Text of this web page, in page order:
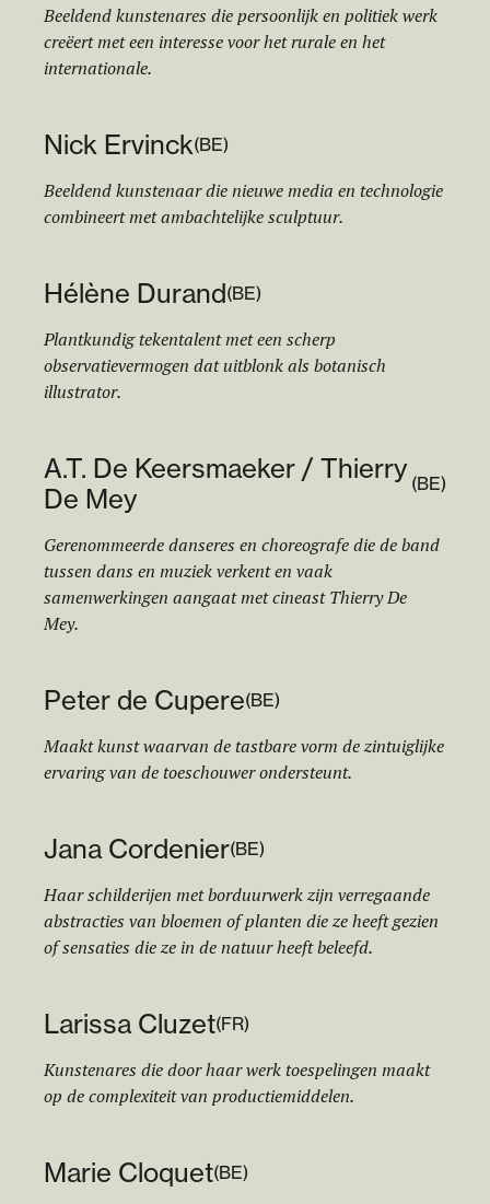
Beeldend kunstenares die persoonlijk en politiek werk
creëert met een interesse voor het rurale en het
internationale.
Nick Ervinck(BE)
Beeldend kunstenaar die nieuwe media en technologie
combineert met ambachtelijke sculptuur.
Hélène Durand(BE)
Plantkundig tekentalent met een scherp
observatievermogen dat uitblonk als botanisch
illustrator.
A.T. De Keersmaeker / Thierry
De Mey
(BE)
Gerenommeerde danseres en choreografe die de band
tussen dans en muziek verkent en vaak
samenwerkingen aangaat met cineast Thierry De
Mey.
Peter de Cupere(BE)
Maakt kunst waarvan de tastbare vorm de zintuiglijke
ervaring van de toeschouwer ondersteunt.
Jana Cordenier(BE)
Haar schilderijen met borduurwerk zijn verregaande
abstracties van bloemen of planten die ze heeft gezien
of sensaties die ze in de natuur heeft beleefd.
Larissa Cluzet(FR)
Kunstenares die door haar werk toespelingen maakt
op de complexiteit van productiemiddelen.
Marie Cloquet(BE)